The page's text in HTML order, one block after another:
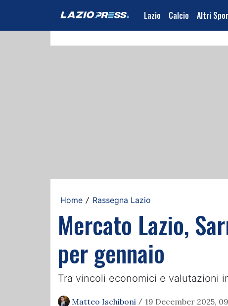
Lazio Calcio Altri
Home / Rassegna Lazio
Mercato Lazio,
per gennaio
Tra vincoli economici e valutazioni
Matteo Ischiboni / 19 December 2025,